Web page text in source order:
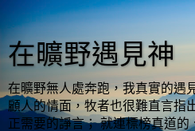
在曠野遇見神
在曠野無人處奔跑，我真實的遇
顧人的情面，牧者也很難直言指
正需要的諍言； 就連標榜真道的